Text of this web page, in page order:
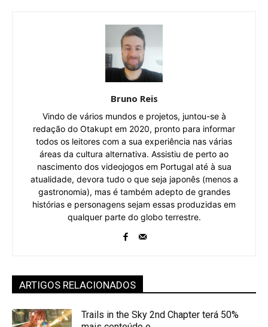
Bruno Reis
Vindo de vários mundos e projetos, juntou-se à
redação do Otakupt em 2020, pronto para informar
todos os leitores com a sua experiência nas várias
áreas da cultura alternativa. Assistiu de perto ao
nascimento dos videojogos em Portugal até à sua
atualidade, devora tudo o que seja japonês (menos a
gastronomia), mas é também adepto de grandes
histórias e personagens sejam essas produzidas em
qualquer parte do globo terrestre.
ARTIGOS RELACIONADOS
Trails in the Sky 2nd Chapter terá 50%